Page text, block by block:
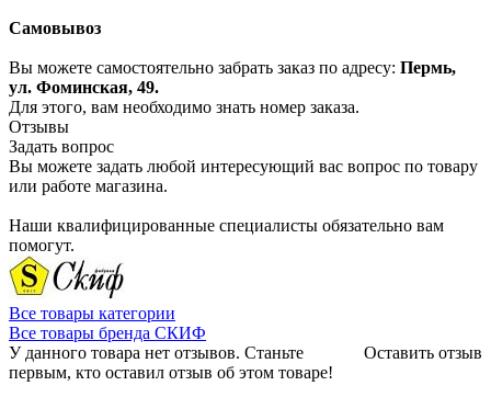
Самовывоз
Вы можете самостоятельно забрать заказ по адресу: Пермь,
ул. Фоминская, 49.
Для этого, вам необходимо знать номер заказа.
Отзывы
Задать вопрос
Вы можете задать любой интересующий вас вопрос по товару
или работе магазина.
Наши квалифицированные специалисты обязательно вам
помогут.
Все товары категории
Все товары бренда СКИФ
Оставить отзыв
У данного товара нет отзывов. Станьте
первым, кто оставил отзыв об этом товаре!